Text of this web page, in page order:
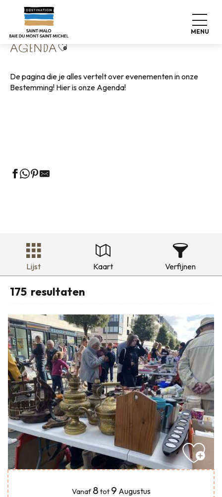
contenu
principal
MENU
Home Wonen zoals thuis
AGENDAAjouter aux favoris
De pagina die je alles vertelt over evenementen in onze
Bestemming! Hier is onze Agenda!
Lijst Kaart Verfijnen
175 resultaten
Vanaf 8 tot 9 Augustus